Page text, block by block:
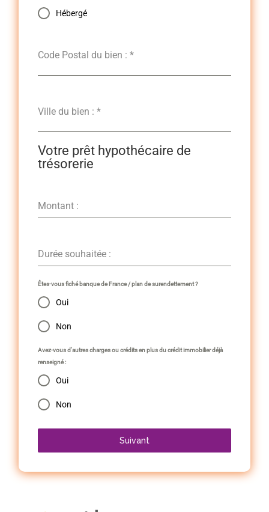
Hébergé
Code Postal du bien :*
Ville du bien :*
Votre prêt hypothécaire de
trésorerie
Montant :
Durée souhaitée :
Êtes-vous fiché banque de France / plan de surendettement ?
Oui
Non
Avez-vous d’autres charges ou crédits en plus du crédit immobilier déjà
renseigné :
Oui
Non
Suivant